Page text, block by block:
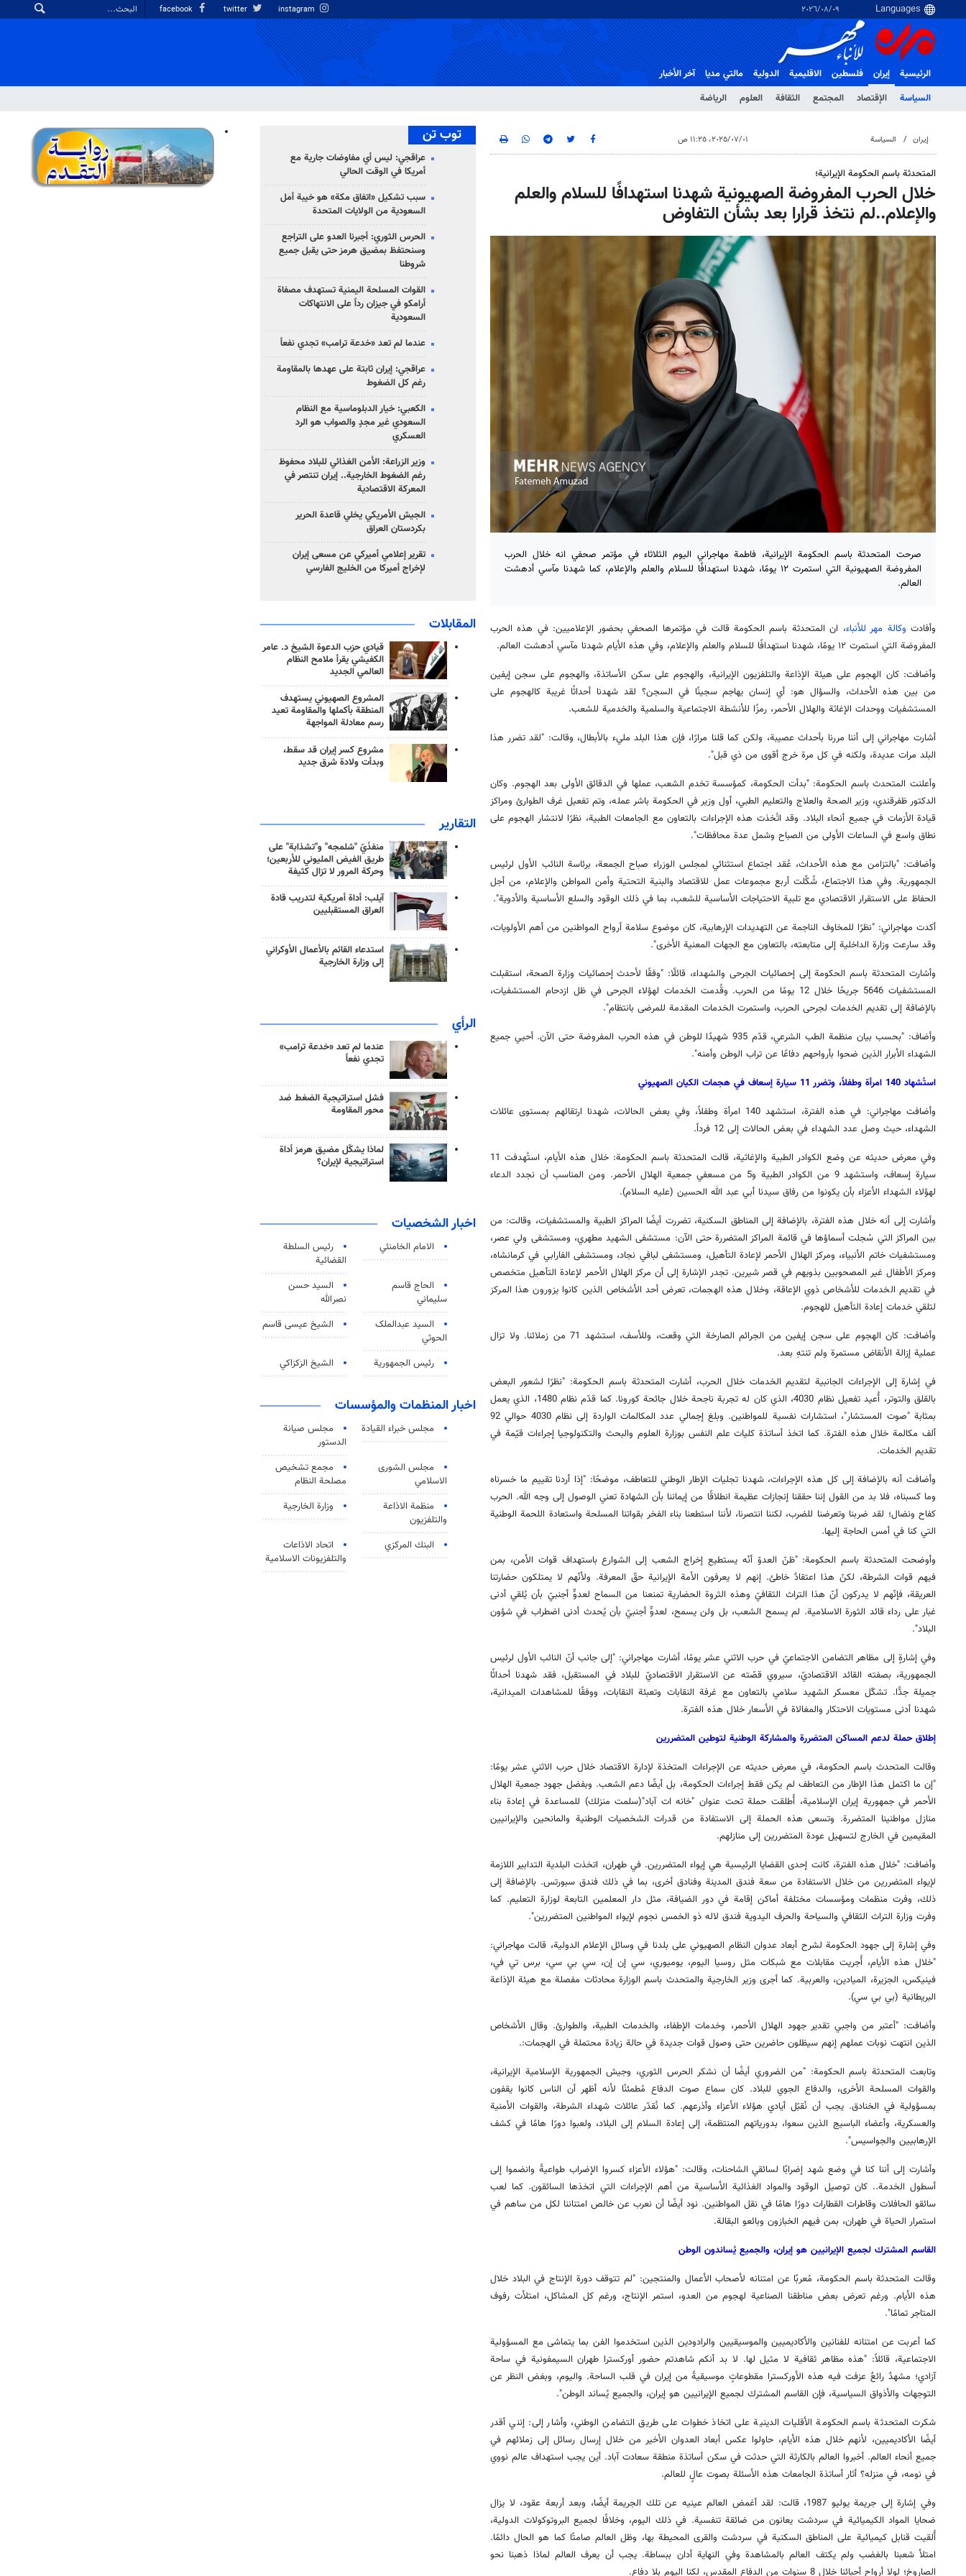
٠٩‏/٠٨‏/٢٠٢٦
الرئيسية
إيران
السياسة
الإقتصاد المجتمع الثقافة العلوم الرياضة
فلسطین الاقلیمیة الدولية مالتي مدیا آخر الأخبار
إيران السياسة ٠١‏/٠٧‏/٢٠٢٥، ١١:٢٥ ص
المتحدثة باسم الحكومة الإيرانية؛
خلال الحرب المفروضة الصهيونية شهدنا استهدافًا للسلام والعلم
والإعلام..لم نتخذ قرارا بعد بشأن التفاوض
صرحت المتحدثة باسم الحكومة الإيرانية، فاطمة مهاجراني اليوم الثلاثاء في مؤتمر صحفي انه خلال الحرب
المفروضة الصهيونية التي استمرت ١٢ يومًا، شهدنا استهدافًا للسلام والعلم والإعلام، كما شهدنا مآسي أدهشت
العالم.
وأفادت وكالة مهر للأنباء، ان المتحدثة باسم الحكومة قالت في مؤتمرها الصحفي بحضور الإعلاميين: في هذه الحرب
المفروضة التي استمرت ١٢ يومًا، شهدنا استهدافًا للسلام والعلم والإعلام، وفي هذه الأيام شهدنا مآسي أدهشت العالم.
وأضافت: كان الهجوم على هيئة الإذاعة والتلفزيون الإيرانية، والهجوم على سكن الأساتذة، والهجوم على سجن إيفين
من بين هذه الأحداث، والسؤال هو: أي إنسان يهاجم سجينًا في السجن؟ لقد شهدنا أحداثًا غريبة كالهجوم على
المستشفيات ووحدات الإغاثة والهلال الأحمر، رمزًا للأنشطة الاجتماعية والسلمية والخدمية للشعب.
أشارت مهاجراني إلى أننا مررنا بأحداث عصيبة، ولكن كما قلنا مرارًا، فإن هذا البلد مليء بالأبطال، وقالت: "لقد تضرر هذا
البلد مرات عديدة، ولكنه في كل مرة خرج أقوى من ذي قبل".
وأعلنت المتحدث باسم الحكومة: "بدأت الحكومة، كمؤسسة تخدم الشعب، عملها في الدقائق الأولى بعد الهجوم. وكان
الدكتور ظفرقندي، وزير الصحة والعلاج والتعليم الطبي، أول وزير في الحكومة باشر عمله، وتم تفعيل غرف الطوارئ ومراكز
قيادة الأزمات في جميع أنحاء البلاد. وقد اتُخذت هذه الإجراءات بالتعاون مع الجامعات الطبية، نظرًا لانتشار الهجوم على
نطاق واسع في الساعات الأولى من الصباح وشمل عدة محافظات".
وأضافت: "بالتزامن مع هذه الأحداث، عُقد اجتماع استثنائي لمجلس الوزراء صباح الجمعة، برئاسة النائب الأول لرئيس
الجمهورية. وفي هذا الاجتماع، شُكِّلت أربع مجموعات عمل للاقتصاد والبنية التحتية وأمن المواطن والإعلام، من أجل
الحفاظ على الاستقرار الاقتصادي مع تلبية الاحتياجات الأساسية للشعب، بما في ذلك الوقود والسلع الأساسية والأدوية".
أكدت مهاجراني: "نظرًا للمخاوف الناجمة عن التهديدات الإرهابية، كان موضوع سلامة أرواح المواطنين من أهم الأولويات،
وقد سارعت وزارة الداخلية إلى متابعته، بالتعاون مع الجهات المعنية الأخرى".
وأشارت المتحدثة باسم الحكومة إلى إحصائيات الجرحى والشهداء، قائلًا: "وفقًا لأحدث إحصائيات وزارة الصحة، استقبلت
المستشفيات 5646 جريحًا خلال 12 يومًا من الحرب. وقُدمت الخدمات لهؤلاء الجرحى في ظل ازدحام المستشفيات،
بالإضافة إلى تقديم الخدمات لجرحى الحرب، واستمرت الخدمات المقدمة للمرضى بانتظام".
وأضاف: "بحسب بيان منظمة الطب الشرعي، قدّم 935 شهيدًا للوطن في هذه الحرب المفروضة حتى الآن. أحيي جميع
الشهداء الأبرار الذين ضحوا بأرواحهم دفاعًا عن تراب الوطن وأمنه".
استُشهاد 140 امرأة وطفلاً، وتضرر 11 سيارة إسعاف في هجمات الكيان الصهيوني
وأضافت مهاجراني: في هذه الفترة، استشهد 140 امرأة وطفلاً، وفي بعض الحالات، شهدنا ارتقائهم بمستوى عائلات
الشهداء، حيث وصل عدد الشهداء في بعض الحالات إلى 12 فرداً.
وفي معرض حديثه عن وضع الكوادر الطبية والإغاثية، قالت المتحدثة باسم الحكومة: خلال هذه الأيام، استُهدفت 11
سيارة إسعاف، واستشهد 9 من الكوادر الطبية و5 من مسعفي جمعية الهلال الأحمر. ومن المناسب أن نجدد الدعاء
لهؤلاء الشهداء الأعزاء بأن يكونوا من رفاق سيدنا أبي عبد الله الحسين (عليه السلام).
وأشارت إلى أنه خلال هذه الفترة، بالإضافة إلى المناطق السكنية، تضررت أيضًا المراكز الطبية والمستشفيات، وقالت: من
بين المراكز التي سُجلت أسماؤها في قائمة المراكز المتضررة حتى الآن: مستشفى الشهيد مطهري، ومستشفى ولي عصر،
ومستشفيات خاتم الأنبياء، ومركز الهلال الأحمر لإعادة التأهيل، ومستشفى لبافي نجاد، ومستشفى الفارابي في كرمانشاه،
ومركز الأطفال غير المصحوبين بذويهم في قصر شيرين. تجدر الإشارة إلى أن مركز الهلال الأحمر لإعادة التأهيل متخصص
في تقديم الخدمات للأشخاص ذوي الإعاقة، وخلال هذه الهجمات، تعرض أحد الأشخاص الذين كانوا يزورون هذا المركز
لتلقي خدمات إعادة التأهيل للهجوم.
وأضافت: كان الهجوم على سجن إيفين من الجرائم الصارخة التي وقعت، وللأسف، استشهد 71 من زملائنا. ولا تزال
عملية إزالة الأنقاض مستمرة ولم تنتهِ بعد.
في إشارة إلى الإجراءات الجانبية لتقديم الخدمات خلال الحرب، أشارت المتحدثة باسم الحكومة: "نظرًا لشعور البعض
بالقلق والتوتر، أُعيد تفعيل نظام 4030، الذي كان له تجربة ناجحة خلال جائحة كورونا. كما قدّم نظام 1480، الذي يعمل
بمثابة "صوت المستشار"، استشارات نفسية للمواطنين. وبلغ إجمالي عدد المكالمات الواردة إلى نظام 4030 حوالي 92
ألف مكالمة خلال هذه الفترة. كما اتخذ أساتذة كليات علم النفس بوزارة العلوم والبحث والتكنولوجيا إجراءات قيّمة في
تقديم الخدمات.
وأضافت أنه بالإضافة إلى كل هذه الإجراءات، شهدنا تجليات الإطار الوطني للتعاطف، موضحًا: "إذا أردنا تقييم ما خسرناه
وما كسبناه، فلا بد من القول إننا حققنا إنجازات عظيمة انطلاقًا من إيماننا بأن الشهادة تعني الوصول إلى وجه الله. الحرب
كفاح ونضال؛ لقد ضربنا وتعرضنا للضرب، لكننا انتصرنا، لأننا استطعنا بناء الفخر بقواتنا المسلحة واستعادة اللحمة الوطنية
التي كنا في أمس الحاجة إليها.
وأوضحت المتحدثة باسم الحكومة: "ظنّ العدوّ أنّه يستطيع إخراج الشعب إلى الشوارع باستهداف قوات الأمن، بمن
فيهم قوات الشرطة، لكنّ هذا اعتقادٌ خاطئ. إنهم لا يعرفون الأمة الإيرانية حقّ المعرفة. ولأنّهم لا يمتلكون حضارتنا
العريقة، فإنّهم لا يدركون أنّ هذا التراث الثقافيّ وهذه الثروة الحضارية تمنعنا من السماح لعدوٍّ أجنبيّ بأن يُلقي أدنى
غبار على رداء قائد الثورة الاسلامية. لم يسمح الشعب، بل ولن يسمح، لعدوٍّ أجنبيّ بأن يُحدث أدنى اضطراب في شؤون
البلاد".
وفي إشارةٍ إلى مظاهر التضامن الاجتماعيّ في حرب الاثني عشر يومًا، أشارت مهاجراني: "إلى جانب أنّ النائب الأول لرئيس
الجمهورية، بصفته القائد الاقتصاديّ، سيروي قصّته عن الاستقرار الاقتصاديّ للبلاد في المستقبل، فقد شهدنا أحداثًا
جميلة جدًّا. تشكّل معسكر الشهيد سلامي بالتعاون مع غرفة النقابات وتعبئة النقابات، ووفقًا للمشاهدات الميدانية،
شهدنا أدنى مستويات الاحتكار والمغالاة في الأسعار خلال هذه الفترة.
إطلاق حملة لدعم المساكن المتضررة والمشاركة الوطنية لتوطين المتضررين
وقالت المتحدث باسم الحكومة، في معرض حديثه عن الإجراءات المتخذة لإدارة الاقتصاد خلال حرب الاثني عشر يومًا:
"إن ما اكتمل هذا الإطار من التعاطف لم يكن فقط إجراءات الحكومة، بل أيضًا دعم الشعب. وبفضل جهود جمعية الهلال
الأحمر في جمهورية إيران الإسلامية، أُطلقت حملة تحت عنوان "خانه ات آباد"(سلمت منزلك) للمساعدة في إعادة بناء
منازل مواطنينا المتضررة. وتسعى هذه الحملة إلى الاستفادة من قدرات الشخصيات الوطنية والمانحين والإيرانيين
المقيمين في الخارج لتسهيل عودة المتضررين إلى منازلهم.
وأضافت: "خلال هذه الفترة، كانت إحدى القضايا الرئيسية هي إيواء المتضررين. في طهران، اتخذت البلدية التدابير اللازمة
لإيواء المتضررين من خلال الاستفادة من سعة فندق المدينة وفنادق أخرى، بما في ذلك فندق سبورتس. بالإضافة إلى
ذلك، وفرت منظمات ومؤسسات مختلفة أماكن إقامة في دور الضيافة، مثل دار المعلمين التابعة لوزارة التعليم. كما
وفرت وزارة التراث الثقافي والسياحة والحرف اليدوية فندق لاله ذو الخمس نجوم لإيواء المواطنين المتضررين".
وفي إشارة إلى جهود الحكومة لشرح أبعاد عدوان النظام الصهيوني على بلدنا في وسائل الإعلام الدولية، قالت مهاجراني:
"خلال هذه الأيام، أُجريت مقابلات مع شبكات مثل روسيا اليوم، يوميوري، سي إن إن، سي بي سي، برس تي في،
فينيكس، الجزيرة، الميادين، والعربية. كما أجرى وزير الخارجية والمتحدث باسم الوزارة محادثات مفصلة مع هيئة الإذاعة
البريطانية (بي بي سي).
وأضافت: "أعتبر من واجبي تقدير جهود الهلال الأحمر، وخدمات الإطفاء، والخدمات الطبية، والطوارئ. وقال الأشخاص
الذين انتهت نوبات عملهم إنهم سيظلون حاضرين حتى وصول قوات جديدة في حالة زيادة محتملة في الهجمات:.
وتابعت المتحدثة باسم الحكومة: "من الضروري أيضًا أن نشكر الحرس الثوري، وجيش الجمهورية الإسلامية الإيرانية،
والقوات المسلحة الأخرى، والدفاع الجوي للبلاد. كان سماع صوت الدفاع مُطمئنًا لأنه أظهر أن الناس كانوا يقفون
بمسؤولية في الخنادق. يجب أن نُقبّل أيادي هؤلاء الأعزاء وأذرعهم. كما نُقدّر عائلات شهداء الشرطة، والقوات الأمنية
والعسكرية، وأعضاء الباسيج الذين سعوا، بدورياتهم المنتظمة، إلى إعادة السلام إلى البلاد، ولعبوا دورًا هامًا في كشف
الإرهابيين والجواسيس".
وأشارت إلى أننا كنا في وضع شهد إضرابًا لسائقي الشاحنات، وقالت: "هؤلاء الأعزاء كسروا الإضراب طواعيةً وانضموا إلى
أسطول الخدمة.. كان توصيل الوقود والمواد الغذائية الأساسية من أهم الإجراءات التي اتخذها السائقون. كما لعب
سائقو الحافلات وقاطرات القطارات دورًا هامًا في نقل المواطنين. نود أيضًا أن نعرب عن خالص امتناننا لكل من ساهم في
استمرار الحياة في طهران، بمن فيهم الخبازون وبائعو البقالة.
القاسم المشترك لجميع الإيرانيين هو إيران، والجميع يُساندون الوطن
وقالت المتحدثة باسم الحكومة، مُعربًا عن امتنانه لأصحاب الأعمال والمنتجين: "لم تتوقف دورة الإنتاج في البلاد خلال
هذه الأيام. ورغم تعرض بعض مناطقنا الصناعية لهجوم من العدو، استمر الإنتاج، ورغم كل المشاكل، امتلأت رفوف
المتاجر تمامًا".
كما أعربت عن امتنانه للفنانين والأكاديميين والموسيقيين والرادودين الذين استخدموا الفن بما يتماشى مع المسؤولية
الاجتماعية، قائلاً: "هذه مظاهر ثقافية لا مثيل لها. لا بد أنكم شاهدتم حضور أوركسترا طهران السيمفونية في ساحة
آزادي؛ مشهدٌ رائعٌ عزفت فيه هذه الأوركسترا مقطوعاتٍ موسيقيةً من إيران في قلب الساحة. واليوم، وبغض النظر عن
التوجهات والأذواق السياسية، فإن القاسم المشترك لجميع الإيرانيين هو إيران، والجميع يُساند الوطن".
شكرت المتحدثة باسم الحكومة الأقليات الدينية على اتخاذ خطوات على طريق التضامن الوطني، وأشار إلى: إنني أقدر
أيضًا الأكاديميين، لأنهم خلال هذه الأيام، حاولوا عكس أبعاد العدوان الأخير من خلال إرسال رسائل إلى زملائهم في
جميع أنحاء العالم. أخبروا العالم بالكارثة التي حدثت في سكن أساتذة منطقة سعادت آباد. أين يجب استهداف عالم نووي
في نومه، في منزله؟ أثار أساتذة الجامعات هذه الأسئلة بصوت عالٍ للعالم.
وفي إشارة إلى جريمة يوليو 1987، قالت: لقد أغمض العالم عينيه عن تلك الجريمة أيضًا، وبعد أربعة عقود، لا يزال
ضحايا المواد الكيميائية في سردشت يعانون من ضائقة تنفسية. في ذلك اليوم، وخلافًا لجميع البروتوكولات الدولية،
أُلقيت قنابل كيميائية على المناطق السكنية في سردشت والقرى المحيطة بها، وظل العالم صامتًا كما هو الحال دائمًا.
امتلأ شعبنا بالغضب ولم يكتف العالم بالمشاهدة وفي النهاية أدان ببساطة. يجب أن يعرف العالم لماذا ذهبنا نحو
الصاروخ؛ لولا أرواح أحبائنا خلال 8 سنوات من الدفاع المقدس، لكنا اليوم بلا دفاع.
توب تن
عراقجي: ليس أي مفاوضات جارية مع
أمريكا في الوقت الحالي
سبب تشكيل «اتفاق مكة» هو خيبة أمل
السعودية من الولايات المتحدة
الحرس الثوري: أجبرنا العدو على التراجع
وسنحتفظ بمضيق هرمز حتى يقبل جميع
شروطنا
القوات المسلحة اليمنية تستهدف مصفاة
أرامكو في جيزان رداً على الانتهاكات
السعودية
عندما لم تعد «خدعة ترامب» تجدي نفعاً
عراقجي: إيران ثابتة على عهدها بالمقاومة
رغم كل الضغوط
الكعبي: خيار الدبلوماسية مع النظام
السعودي غير مجدٍ والصواب هو الرد
العسكري
وزير الزراعة: الأمن الغذائي للبلاد محفوظ
رغم الضغوط الخارجية.. إيران تنتصر في
المعركة الاقتصادية
الجيش الأمريكي يخلي قاعدة الحرير
بكردستان العراق
تقرير إعلامي أميركي عن مسعى إيران
لإخراج أميركا من الخليج الفارسي
المقابلات
قيادي حزب الدعوة الشيخ د. عامر
الكفيشي يقرأ ملامح النظام
العالمي الجديد
المشروع الصهيوني يستهدف
المنطقة بأكملها والمقاومة تعيد
رسم معادلة المواجهة
مشروع كسر إيران قد سقط،
وبدأت ولادة شرق جديد
التقارير
منفذَيّ "شلمجه" و"تشذابة" على
طريق الفيض المليوني للأربعين؛
وحركة المرور لا تزال كثيفة
آيلب: أداة أمريكية لتدريب قادة
العراق المستقبليين
استدعاء القائم بالأعمال الأوكراني
إلى وزارة الخارجية
الرأي
عندما لم تعد «خدعة ترامب»
تجدي نفعاً
فشل استراتيجية الضغط ضد
محور المقاومة
لماذا يشكّل مضيق هرمز أداة
استراتيجية لإيران؟
اخبار الشخصيات
الامام الخامنئي
رئیس السلطة
القضائیة
الحاج قاسم
سليماني
السيد حسن
نصرالله
السید عبدالملک
الحوثي
الشيخ عيسى قاسم
رئيس الجمهورية الشيخ الزكزاكي
اخبار المنظمات والمؤسسات
مجلس خبراء القيادة
مجلس صيانة
الدستور
مجلس الشورى
الاسلامي
مجمع تشخيص
مصلحة النظام
منظمة الاذاعة
والتلفزیون
وزارة الخارجية
البنك المركزي
اتحاد الاذاعات
والتلفزيونات الاسلامية